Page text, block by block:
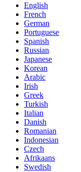
English
French
German
Portuguese
Spanish
Russian
Japanese
Korean
Arabic
Irish
Greek
Turkish
Italian
Danish
Romanian
Indonesian
Czech
Afrikaans
Swedish